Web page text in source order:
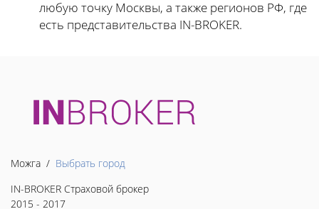
любую точку Москвы, а также регионов РФ, где
есть представительства IN-BROKER.
Можга / Выбрать город
IN-BROKER Страховой брокер
2015 - 2017